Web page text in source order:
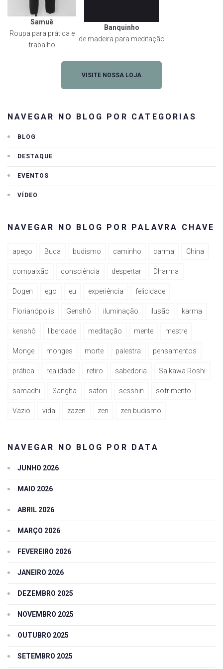
Samuê
Roupa para prática e
trabalho
Banquinho
de madeira para meditação
VISITE NOSSA LOJA
NAVEGAR NO BLOG POR CATEGORIAS
BLOG
DESTAQUE
EVENTOS
VÍDEO
NAVEGAR NO BLOG POR PALAVRA CHAVE
apego Buda budismo caminho carma China
compaixão consciência despertar Dharma
Dogen ego eu experiência felicidade
Florianópolis Genshô iluminação ilusão karma
kenshô liberdade meditação mente mestre
Monge monges morte palestra pensamentos
prática realidade retiro sabedoria Saikawa Roshi
samadhi Sangha satori sesshin sofrimento
Vazio vida zazen zen zen budismo
NAVEGAR NO BLOG POR DATA
JUNHO 2026
MAIO 2026
ABRIL 2026
MARÇO 2026
FEVEREIRO 2026
JANEIRO 2026
DEZEMBRO 2025
NOVEMBRO 2025
OUTUBRO 2025
SETEMBRO 2025